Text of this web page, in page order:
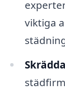
viktiga